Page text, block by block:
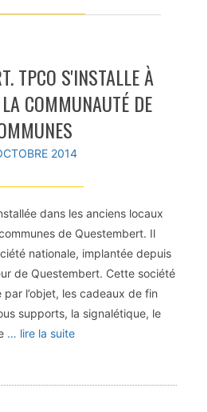
TPCO S'INSTALLE À
COMMUNAUTÉ DE
2014
dans les anciens locaux
de Questembert. Il
nationale, implantée depuis
de Questembert. Cette société
l’objet, les cadeaux de fin
supports, la signalétique, le
… lire la suite